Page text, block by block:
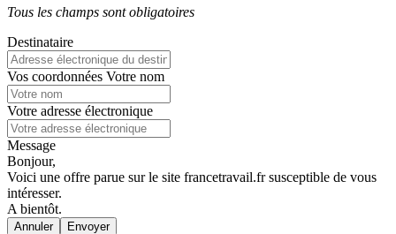
Tous les champs sont obligatoires
Destinataire
Vos coordonnées Votre nom
Votre adresse électronique
Message
Bonjour,
Voici une offre parue sur le site francetravail.fr susceptible de vous
intéresser.
A bientôt.
Annuler